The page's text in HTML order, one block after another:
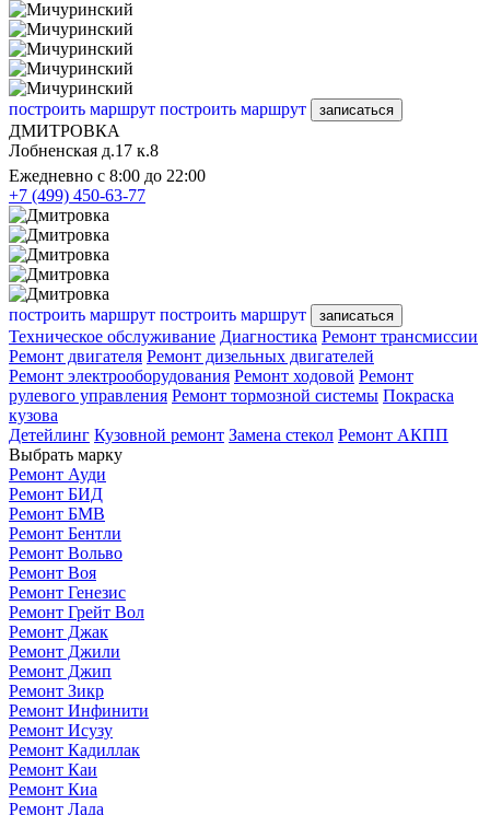
построить маршрут построить маршрут записаться
ДМИТРОВКА
Лобненская д.17 к.8
Ежедневно с 8:00 до 22:00
+7 (499) 450-63-77
построить маршрут построить маршрут записаться
Техническое обслуживание Диагностика Ремонт трансмиссии
Ремонт двигателя Ремонт дизельных двигателей
Ремонт электрооборудования Ремонт ходовой Ремонт
рулевого управления Ремонт тормозной системы Покраска
кузова
Детейлинг Кузовной ремонт Замена стекол Ремонт АКПП
Выбрать марку
Ремонт Ауди
Ремонт БИД
Ремонт БМВ
Ремонт Бентли
Ремонт Вольво
Ремонт Воя
Ремонт Генезис
Ремонт Грейт Вол
Ремонт Джак
Ремонт Джили
Ремонт Джип
Ремонт Зикр
Ремонт Инфинити
Ремонт Исузу
Ремонт Кадиллак
Ремонт Каи
Ремонт Киа
Ремонт Лада